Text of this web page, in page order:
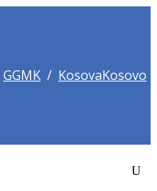
GGMK / KosovaKosovo